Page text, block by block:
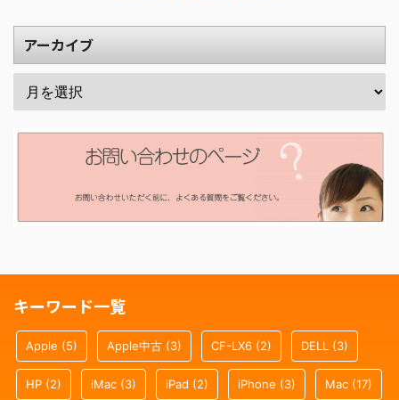
アーカイブ
キーワード一覧
Apple (5) Apple中古 (3) CF-LX6 (2) DELL (3)
HP (2) iMac (3) iPad (2) iPhone (3) Mac (17)